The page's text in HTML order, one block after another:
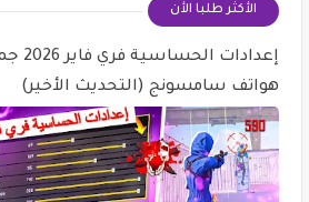
الأكثر طلبا الأن
إعدادات
هواتف سامسونج (التحديث الأخير)